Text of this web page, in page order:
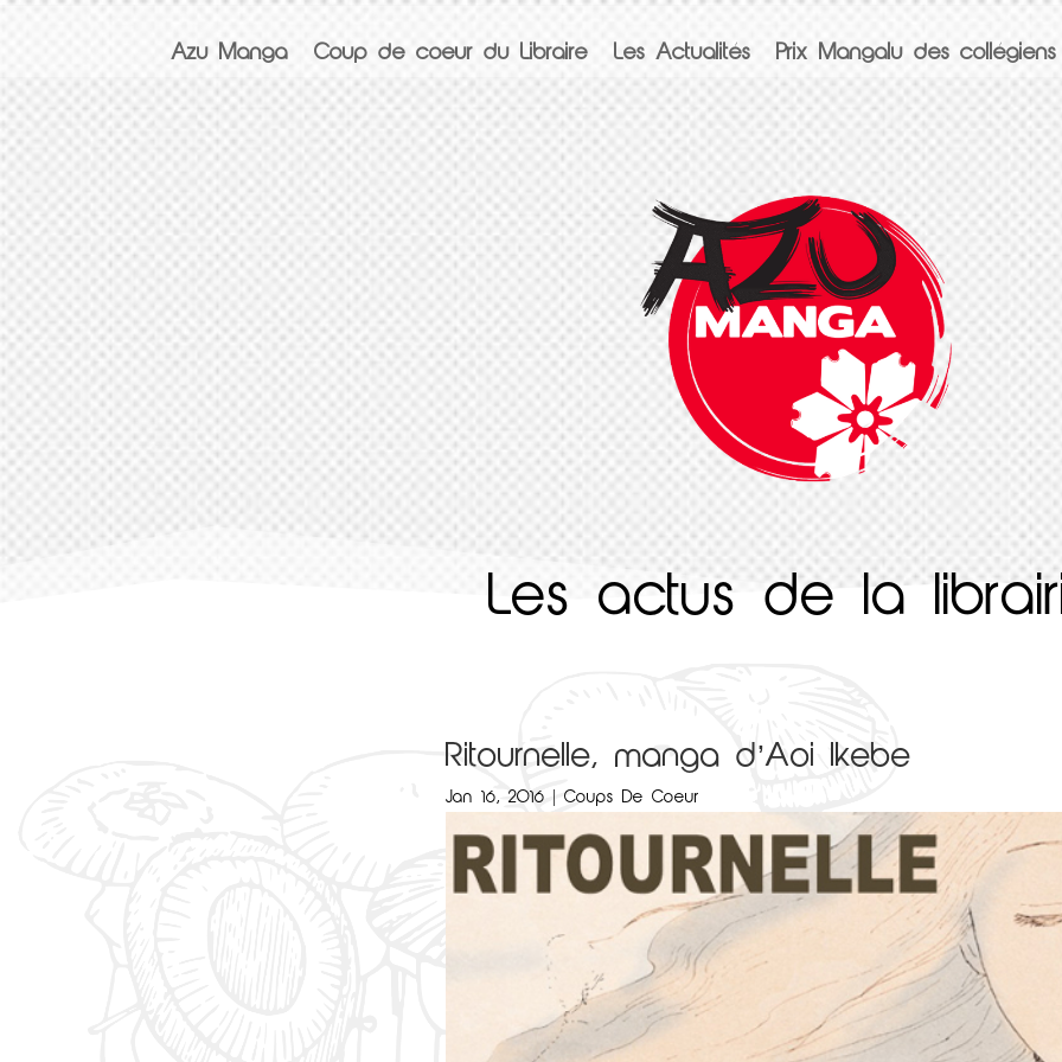
Azu Manga Coup de coeur du Libraire Les Actualités Prix Mangalu des collégiens
Les actus de la
Ritournelle, manga d’Aoi Ikebe
Jan 16, 2016 |Coups De Coeur